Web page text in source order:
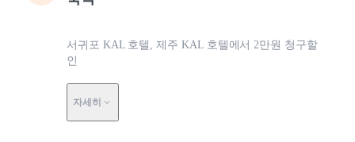
서귀포 KAL 호텔, 제주 KAL 호텔에서 2만원 청구할
인
자세히